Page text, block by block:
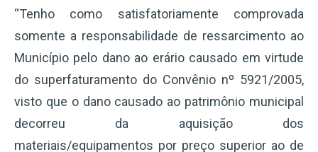
“Tenho como satisfatoriamente comprovada
somente a responsabilidade de ressarcimento ao
Município pelo dano ao erário causado em virtude
do superfaturamento do Convênio nº 5921/2005,
visto que o dano causado ao patrimônio municipal
decorreu da aquisição dos
materiais/equipamentos por preço superior ao de